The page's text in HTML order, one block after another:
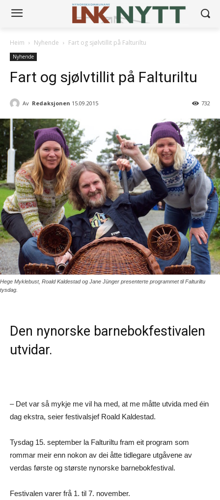
Heim Nyhende Fart og sjølvtillit på Falturiltu
Nyhende
Fart og sjølvtillit på Falturiltu
Av Redaksjonen 15.09.2015 732
Hege Myklebust, Roald Kaldestad og Jane Jünger presenterte programmet til Falturiltu
tysdag.
Den nynorske barnebokfestivalen
utvidar.
– Det var så mykje me vil ha med, at me måtte utvida med éin
dag ekstra, seier festivalsjef Roald Kaldestad.
Tysdag 15. september la Falturiltu fram eit program som
rommar meir enn nokon av dei åtte tidlegare utgåvene av
verdas første og største nynorske barnebokfestival.
Festivalen varer frå 1. til 7. november.